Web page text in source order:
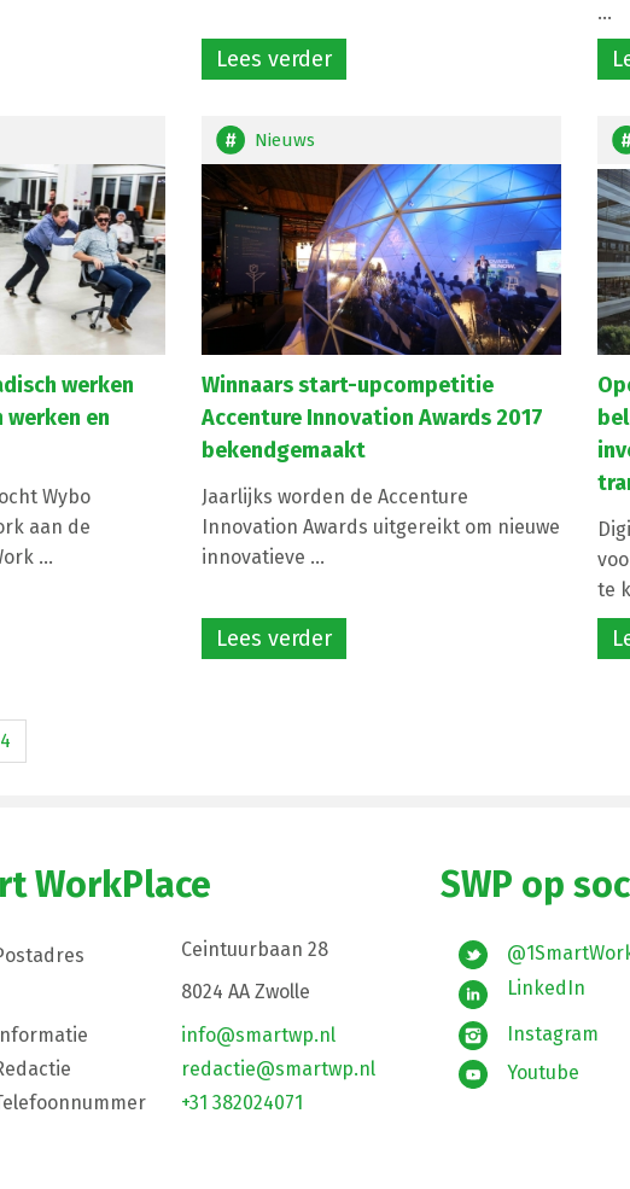
Lees verder
...
werken
werken en
Wybo
aan de
...
Nieuws
Winnaars start-upcompetitie
Accenture Innovation Awards 2017
bekendgemaakt
Jaarlijks worden de Accenture
Innovation Awards uitgereikt om nieuwe
innovatieve ...
Lees verder
te
WorkPlace
Ceintuurbaan 28
8024 AA Zwolle
info@smartwp.nl
redactie@smartwp.nl
+31 382024071
SWP op
LinkedIn
Instagram
Youtube